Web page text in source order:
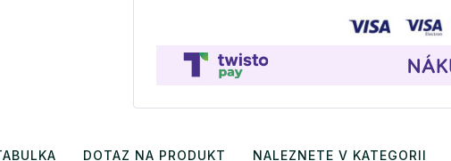
DOTAZ NA PRODUKT NALEZNETE V KATEGORII